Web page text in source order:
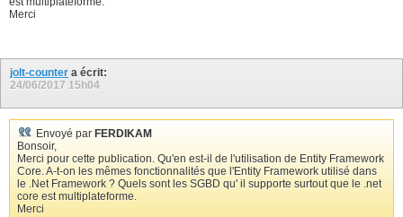
Merci
jolt-counter a écrit:
24/06/2017 15h04
Envoyé par FERDIKAM
Bonsoir,
Merci pour cette publication. Qu'en est-il de l'utilisation de Entity Framework
Core. A-t-on les mêmes fonctionnalités que l'Entity Framework utilisé dans
le .Net Framework ? Quels sont les SGBD qu' il supporte surtout que le .net
core est multiplateforme.
Merci